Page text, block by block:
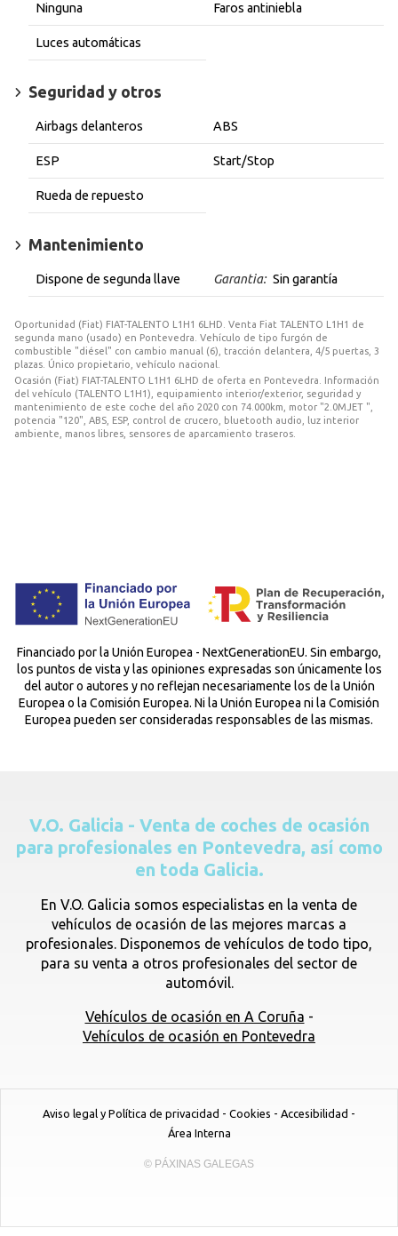
Ninguna Faros antiniebla
Luces automáticas
Seguridad y otros
Airbags delanteros ABS
ESP Start/Stop
Rueda de repuesto
Mantenimiento
Dispone de segunda llave Garantia: Sin garantía
Oportunidad (Fiat) FIAT-TALENTO L1H1 6LHD. Venta Fiat TALENTO L1H1 de
segunda mano (usado) en Pontevedra. Vehículo de tipo furgón de
combustible "diésel" con cambio manual (6), tracción delantera, 4/5 puertas, 3
plazas. Único propietario, vehículo nacional.
Ocasión (Fiat) FIAT-TALENTO L1H1 6LHD de oferta en Pontevedra. Información
del vehículo (TALENTO L1H1), equipamiento interior/exterior, seguridad y
mantenimiento de este coche del año 2020 con 74.000km, motor "2.0MJET ",
potencia "120", ABS, ESP, control de crucero, bluetooth audio, luz interior
ambiente, manos libres, sensores de aparcamiento traseros.
Financiado por la Unión Europea - NextGenerationEU. Sin embargo,
los puntos de vista y las opiniones expresadas son únicamente los
del autor o autores y no reflejan necesariamente los de la Unión
Europea o la Comisión Europea. Ni la Unión Europea ni la Comisión
Europea pueden ser consideradas responsables de las mismas.
V.O. Galicia - Venta de coches de ocasión
para profesionales en Pontevedra, así como
en toda Galicia.
En V.O. Galicia somos especialistas en la venta de
vehículos de ocasión de las mejores marcas a
profesionales. Disponemos de vehículos de todo tipo,
para su venta a otros profesionales del sector de
automóvil.
Vehículos de ocasión en A Coruña -
Vehículos de ocasión en Pontevedra
Aviso legal y Política de privacidad - Cookies - Accesibilidad -
Área Interna
© PÁXINAS GALEGAS